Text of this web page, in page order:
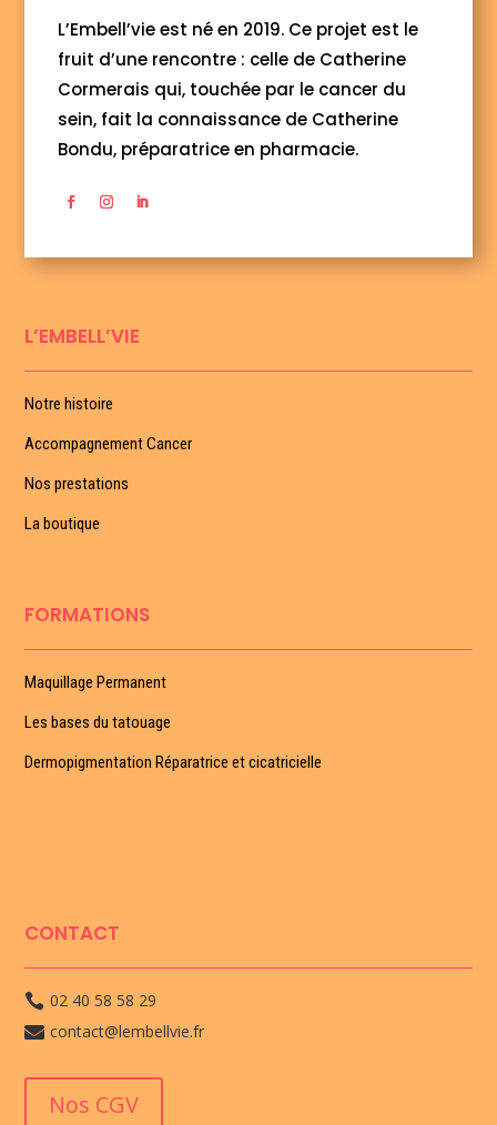
L’Embell’vie est né en 2019. Ce projet est le
fruit d’une rencontre : celle de Catherine
Cormerais qui, touchée par le cancer du
sein, fait la connaissance de Catherine
Bondu, préparatrice en pharmacie.
L’EMBELL’VIE
Notre histoire
Accompagnement Cancer
Nos prestations
La boutique
FORMATIONS
Maquillage Permanent
Les bases du tatouage
Dermopigmentation Réparatrice et cicatricielle
CONTACT
 02 40 58 58 29
 contact@lembellvie.fr
Nos CGV